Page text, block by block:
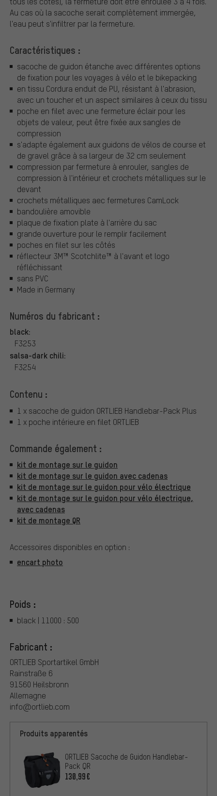
Au cas où la sacoche serait complètement immergée,
l'eau peut s'infiltrer par la fermeture.
Caractéristiques :
sacoche de guidon étanche avec différentes options
de fixation pour les voyages à vélo et le bikepacking
en tissu Cordura enduit de PU, résistant à l'abrasion,
avec un toucher et un aspect similaires à ceux du tissu
poche en filet avec une fermeture éclair pour les
objets de valeur, peut être fixée aux sangles de
compression
s'adapte également aux guidons de vélos de course et
de gravel grâce à sa largeur de 32 cm seulement
compression par fermeture à enrouler, sangles de
compression à l'intérieur et crochets métalliques sur le
devant
crochets métalliques aec fermetures CamLock
bandoulière amovible
plaque de fixation plate à l'arrière du sac
grande ouverture pour le remplir facilement
poches en filet sur les côtés
réflecteur 3M™ Scotchlite™ à l'avant et logo
réfléchissant
sans PVC
Made in Germany
Numéros du fabricant :
black:
F3253
salsa-dark chili:
F3254
Contenu :
1 x sacoche de guidon ORTLIEB Handlebar-Pack Plus
1 x poche intérieure en filet ORTLIEB
Commande également :
kit de montage sur le guidon
kit de montage sur le guidon avec cadenas
kit de montage sur le guidon pour vélo électrique
kit de montage sur le guidon pour vélo électrique,
avec cadenas
kit de montage QR
Accessoires disponibles en option :
encart photo
Poids :
black | 11000 : 500
Fabricant :
ORTLIEB Sportartikel GmbH
Rainstraße 6
91560 Heilsbronn
Allemagne
info@ortlieb.com
Produits apparentés
ORTLIEB Sacoche de Guidon Handlebar-
Pack QR
130,99€